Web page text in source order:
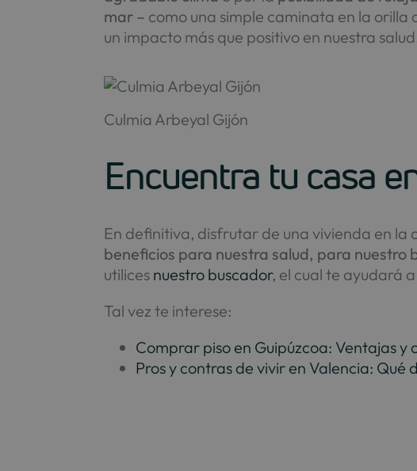
mar – como una simple caminata en la
un impacto más que positivo en nuestra
Culmia Arbeyal Gijón
Encuentra tu casa
En definitiva, disfrutar de una vivienda en
beneficios para nuestra salud, para nuestro
utilices nuestro buscador, el cual te ayudará
Tal vez te interese:
Comprar piso en Guipúzcoa: Ventajas y
Pros y contras de vivir en Valencia: Qué